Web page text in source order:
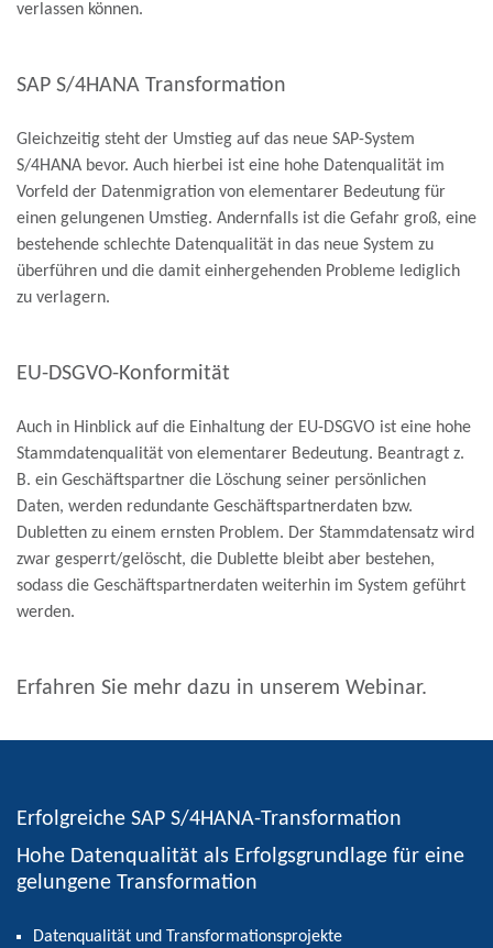
verlassen können.
SAP S/4HANA Transformation
Gleichzeitig steht der Umstieg auf das neue SAP-System
S/4HANA bevor. Auch hierbei ist eine hohe Datenqualität im
Vorfeld der Datenmigration von elementarer Bedeutung für
einen gelungenen Umstieg. Andernfalls ist die Gefahr groß, eine
bestehende schlechte Datenqualität in das neue System zu
überführen und die damit einhergehenden Probleme lediglich
zu verlagern.
EU-DSGVO-Konformität
Auch in Hinblick auf die Einhaltung der EU-DSGVO ist eine hohe
Stammdatenqualität von elementarer Bedeutung. Beantragt z.
B. ein Geschäftspartner die Löschung seiner persönlichen
Daten, werden redundante Geschäftspartnerdaten bzw.
Dubletten zu einem ernsten Problem. Der Stammdatensatz wird
zwar gesperrt/gelöscht, die Dublette bleibt aber bestehen,
sodass die Geschäftspartnerdaten weiterhin im System geführt
werden.
Erfahren Sie mehr dazu in unserem Webinar.
Erfolgreiche SAP S/4HANA-Transformation
Hohe Datenqualität als Erfolgsgrundlage für eine
gelungene Transformation
Datenqualität und Transformationsprojekte